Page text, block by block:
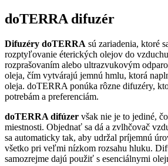
doTERRA difuzér
Difuzéry doTERRA sú zariadenia, ktoré
rozptyľovanie éterických olejov do
rozprašovaním alebo ultrazvukovým
oleja, čím vytvárajú jemnú hmlu, ktorá
oleja. doTERRA ponúka rôzne difuzéry,
potrebám a preferenciám.
doTERRA difúzer však nie je to jediné,
miestnosti. Objednať sa dá a zvlhčovač
sa automaticky tak, aby udržal príjemnú
všetko pri veľmi nízkom rozsahu hluku.
samozrejme dajú použiť s esenciálnymi